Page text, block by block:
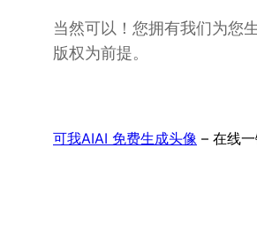
当然可以！您拥有我们为您
版权为前提。
可我AIAI 免费生成头像 – 在线